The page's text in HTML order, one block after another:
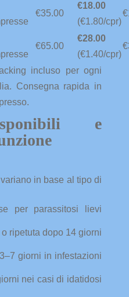
€35.00
€18.00
(€1.80/cpr)
€65.00
€28.00
(€1.40/cpr)
incluso per ogni
Consegna rapida in
e
in base al tipo di
per parassitosi lievi
ripetuta dopo 14 giorni
giorni in infestazioni
nei casi di idatidosi